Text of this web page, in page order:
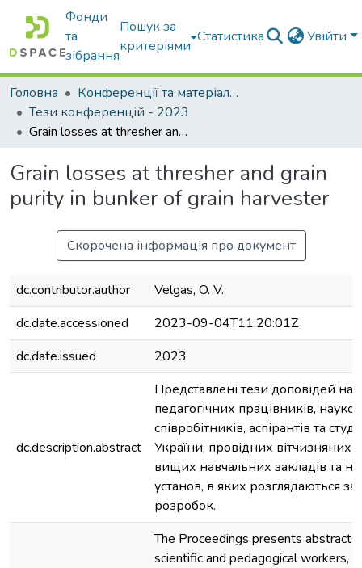
Фонди
та
зібрання
Пошук за
критеріями
Статистика Увійти
Головна
Конференції та матеріали конференцій
Тези конференцій - 2023
Grain losses at thresher and grain purity in bunker of grain harvester
Grain losses at thresher and grain
purity in bunker of grain harvester
Скорочена інформація про документ
dc.contributor.author
Velgas, O. V.
dc.date.accessioned
2023-09-04T11:20:01Z
dc.date.issued
2023
dc.description.abstract
Представлені тези доповідей
педагогічних працівників,
співробітників, аспірантів та
України, провідних вітчизняних
вищих навчальних закладів та
установ, в яких розглядаються
розробок.
The Proceedings presents
scientific and pedagogical workers,